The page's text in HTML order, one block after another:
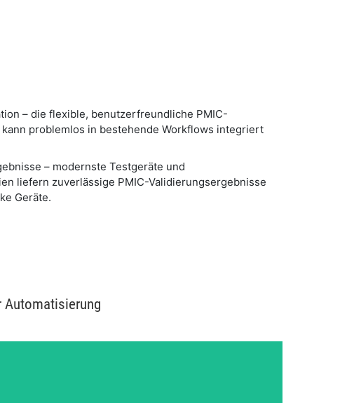
– die flexible, benutzerfreundliche PMIC-
problemlos in bestehende Workflows integriert
– modernste Testgeräte und
liefern zuverlässige PMIC-Validierungsergebnisse
Geräte.
Automatisierung